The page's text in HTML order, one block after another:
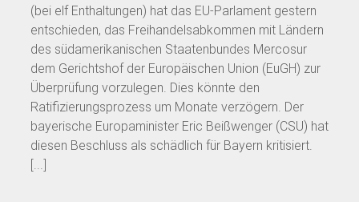
(bei elf Enthaltungen) hat das EU-Parlament gestern
entschieden, das Freihandelsabkommen mit Ländern
des südamerikanischen Staatenbundes Mercosur
dem Gerichtshof der Europäischen Union (EuGH) zur
Überprüfung vorzulegen. Dies könnte den
Ratifizierungsprozess um Monate verzögern. Der
bayerische Europaminister Eric Beißwenger (CSU) hat
diesen Beschluss als schädlich für Bayern kritisiert.
[...]